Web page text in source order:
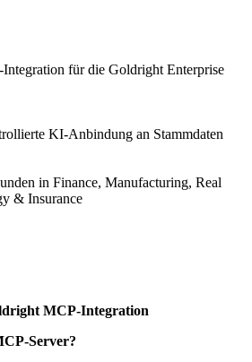
für die Goldright Enterprise
KI-Anbindung an Stammdaten
in Finance, Manufacturing, Real
& Insurance
MCP-Integration
Server?